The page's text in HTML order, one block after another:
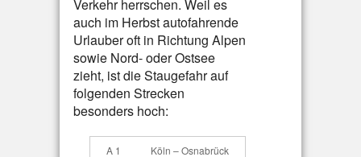
Verkehr herrschen. Weil es
auch im Herbst autofahrende
Urlauber oft in Richtung Alpen
sowie Nord- oder Ostsee
zieht, ist die Staugefahr auf
folgenden Strecken
besonders hoch:
A 1
Köln – Osnabrück